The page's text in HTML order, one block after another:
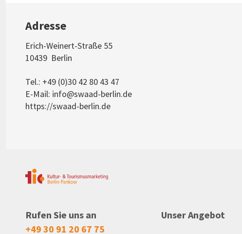
Adresse
Erich-Weinert-Straße 55
10439 Berlin
Tel.: +49 (0)30 42 80 43 47
E-Mail: info@swaad-berlin.de
https://swaad-berlin.de
Rufen Sie uns an
+49 30 91 20 67 75
Unser Angebot